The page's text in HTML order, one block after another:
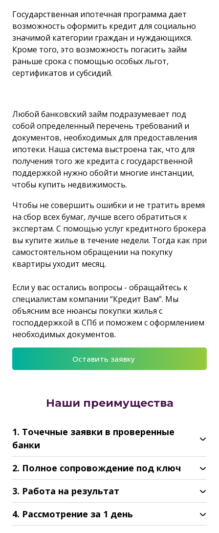
Государственная ипотечная программа дает
возможность оформить кредит для социально
значимой категории граждан и нуждающихся.
Кроме того, это возможность погасить займ
раньше срока с помощью особых льгот,
сертификатов и субсидий.
Любой банковский займ подразумевает под
собой определенный перечень требований и
документов, необходимых для предоставления
ипотеки. Наша система выстроена так, что для
получения того же кредита с государственной
поддержкой нужно обойти многие инстанции,
чтобы купить недвижимость.
Чтобы не совершить ошибки и не тратить время
на сбор всех бумаг, лучше всего обратиться к
экспертам. С помощью услуг кредитного брокера
вы купите жилье в течение недели. Тогда как при
самостоятельном обращении на покупку
квартиры уходит месяц.
Если у вас остались вопросы - обращайтесь к
специалистам компании “Кредит Вам”. Мы
объясним все нюансы покупки жилья с
господдержкой в СПб и поможем с оформлением
необходимых документов.
Оставить заявку
Наши преимущества
1. Точечные заявки в проверенные
банки
2. Полное сопровождение под ключ
3. Работа на результат
4. Рассмотрение за 1 день